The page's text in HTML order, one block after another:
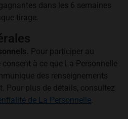
dans les 6 semaines
tirage.
Pour participer au
à ce que La Personnelle
des renseignements
Pour plus de détails, consultez
de La Personnelle